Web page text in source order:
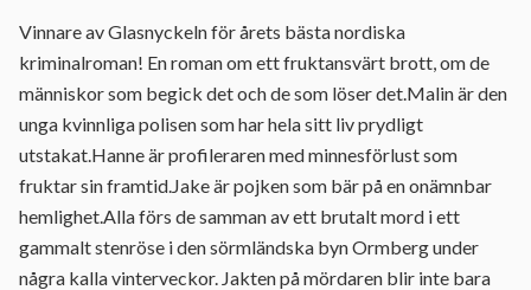
Vinnare av Glasnyckeln för årets bästa nordiska
kriminalroman! En roman om ett fruktansvärt brott, om de
människor som begick det och de som löser det.Malin är den
unga kvinnliga polisen som har hela sitt liv prydligt
utstakat.Hanne är profileraren med minnesförlust som
fruktar sin framtid.Jake är pojken som bär på en onämnbar
hemlighet.Alla förs de samman av ett brutalt mord i ett
gammalt stenröse i den sörmländska byn Ormberg under
några kalla vinterveckor. Jakten på mördaren blir inte bara